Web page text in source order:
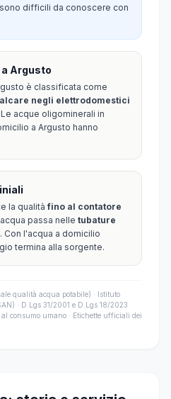
difficili da conoscere con
a Argusto
è classificata come
negli elettrodomestici
acque oligominerali in
a Argusto hanno
la qualitàfino al contatore
passa nelle tubature
. Con l'acqua a domicilio
termina alla sorgente.
qualità acqua potabile) · Istituto
· D.Lgs 31/2001 e D.Lgs 18/2023
consumo umano · Etichette ufficiali dei